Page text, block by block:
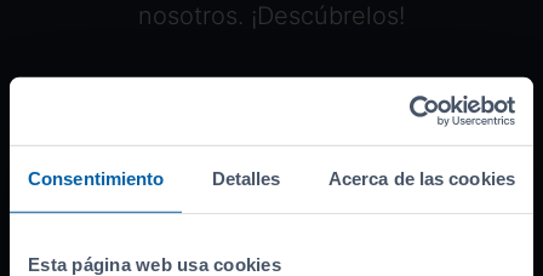
Consentimiento Detalles Acerca de las cookies
Esta página web usa cookies
nosotros. ¡Descúbrelos!
Precio del coche (PVP) 34.990 €
Bonificación por financiar